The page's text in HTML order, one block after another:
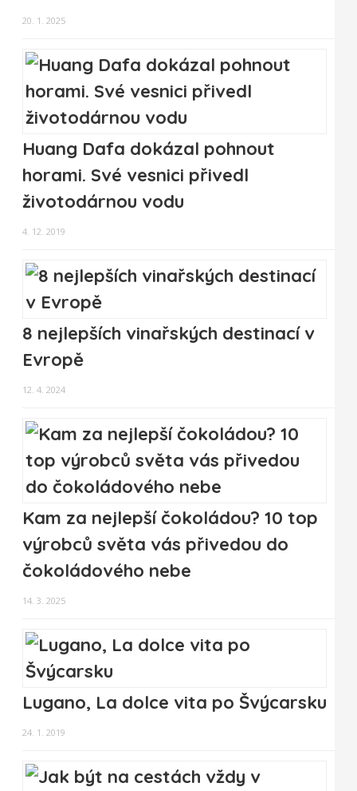
20. 1. 2025
Huang Dafa dokázal pohnout
horami. Své vesnici přivedl
životodárnou vodu
4. 12. 2019
8 nejlepších vinařských destinací v
Evropě
12. 4. 2024
Kam za nejlepší čokoládou? 10 top
výrobců světa vás přivedou do
čokoládového nebe
14. 3. 2025
Lugano, La dolce vita po Švýcarsku
24. 1. 2019